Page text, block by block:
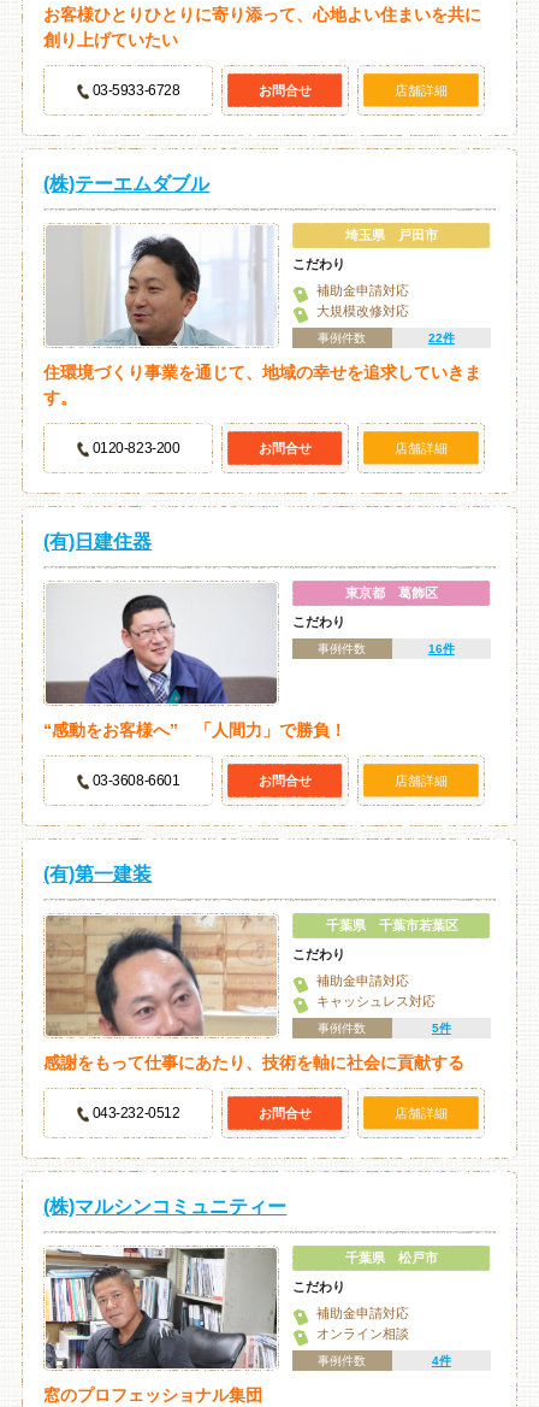
お客様ひとりひとりに寄り添って、心地よい住まいを共に
創り上げていたい
03-5933-6728 お問合せ 店舗詳細
(株)テーエムダブル
埼玉県 戸田市
こだわり
補助金申請対応
大規模改修対応
事例件数 22件
住環境づくり事業を通じて、地域の幸せを追求していきま
す。
0120-823-200 お問合せ 店舗詳細
(有)日建住器
東京都 葛飾区
こだわり
事例件数 16件
“感動をお客様へ” 「人間力」で勝負！
03-3608-6601 お問合せ 店舗詳細
(有)第一建装
千葉県 千葉市若葉区
こだわり
補助金申請対応
キャッシュレス対応
事例件数 5件
感謝をもって仕事にあたり、技術を軸に社会に貢献する
043-232-0512 お問合せ 店舗詳細
(株)マルシンコミュニティー
千葉県 松戸市
こだわり
補助金申請対応
オンライン相談
事例件数 4件
窓のプロフェッショナル集団